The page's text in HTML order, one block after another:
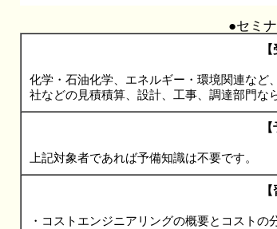
●セミ
化学・石油化学、エネルギー・環境関連など
社などの見積積算、設計、工事、調達部門な
上記対象者であれば予備知識は不要です。
・コストエンジニアリングの概要とコストの